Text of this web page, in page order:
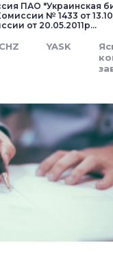
ПАО "Украинская
№ 1433 от
от 20.05.2011р...
YASK